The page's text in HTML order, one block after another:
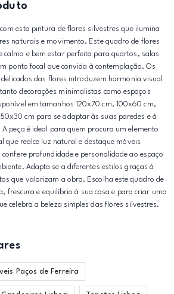
esta pintura de flores silvestres que ilumina
naturais e movimento. Este quadro de flores
calma e bem estar perfeita para quartos, salas
ponto focal que convida à contemplação. Os
das flores introduzem harmonia visual
decorações minimalistas como espaços
em tamanhos 120x70 cm, 100x60 cm,
cm para se adaptar às suas paredes e à
peça é ideal para quem procura um elemento
que realce luz natural e destaque móveis
profundidade e personalidade ao espaço
Adapta se a diferentes estilos graças à
que valorizam a obra. Escolha este quadro de
frescura e equilíbrio à sua casa e para criar uma
celebra a beleza simples das flores silvestres.
Paços de Ferreira